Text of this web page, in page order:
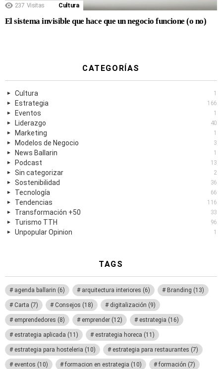
237 Visitas Cultura
El sistema invisible que hace que un negocio funcione (o no)
CATEGORÍAS
Cultura 1
Estrategia 166
Eventos 1
Liderazgo 40
Marketing 1
Modelos de Negocio 3
News Ballarin 1
Podcast 13
Sin categorizar 2
Sostenibilidad 36
Tecnología 66
Tendencias 116
Transformación +50 33
Turismo TTH 96
Unpopular Opinion 1
TAGS
agenda ballarin (6) arquitectura interiores (6) Branding (13)
Carta (7) Consejos (18) digitalización (9)
emprendedores (8) emprender (12) estrategia (16)
estrategia aplicada (11) estrategia horeca (11)
estrategia para hosteleria (10) estrategia para restaurantes (7)
eventos (10) formacion en estrategia (10) formación (7)